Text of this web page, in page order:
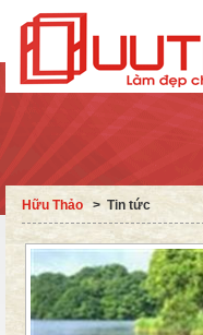
Hữu Thảo ˃ Tin tức